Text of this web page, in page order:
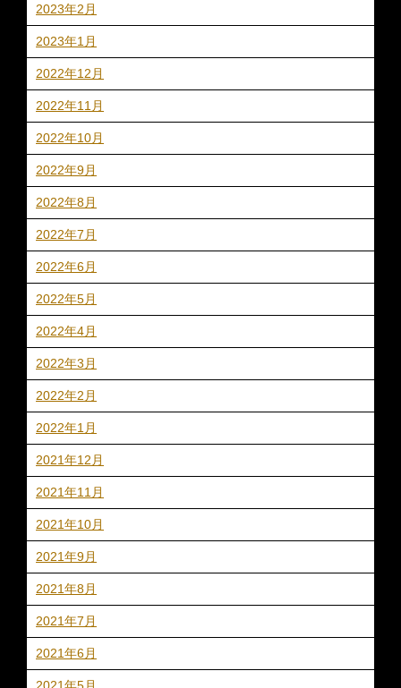
2023年2月
2023年1月
2022年12月
2022年11月
2022年10月
2022年9月
2022年8月
2022年7月
2022年6月
2022年5月
2022年4月
2022年3月
2022年2月
2022年1月
2021年12月
2021年11月
2021年10月
2021年9月
2021年8月
2021年7月
2021年6月
2021年5月